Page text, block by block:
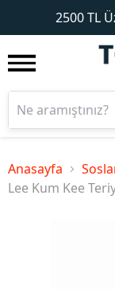
2500 TL
Anasayfa
Lee Kum Kee